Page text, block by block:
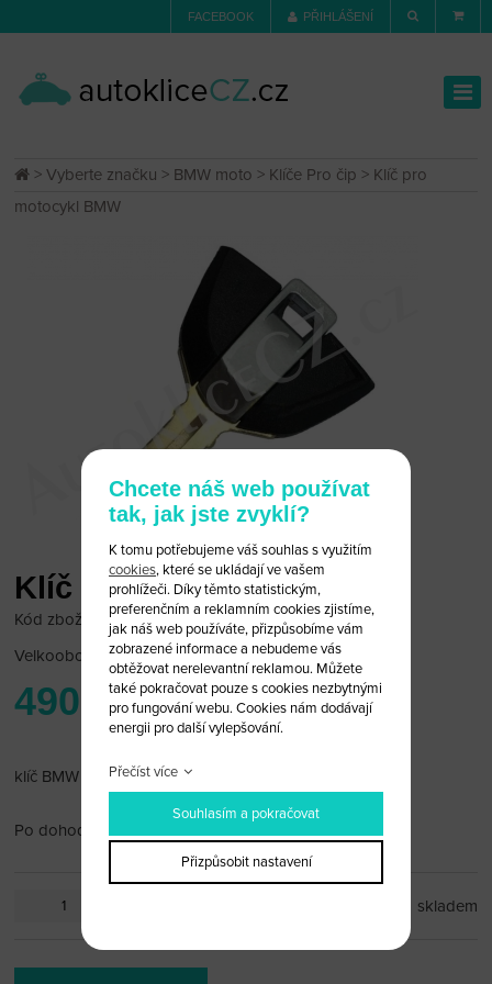
FACEBOOK PŘIHLÁŠENÍ
>Vyberte značku > BMW moto > Klíče Pro čip > Klíč pro
motocykl BMW
Klíč pro motocykl BMW
Kód zboží: BMW MOTO 03
Velkoobchodní cena:po přihlášení
490 Kč
klíč BMW moto černý
Po dohodě vám planžetu rádi vyfrézujeme.
skladem
Chcete náš web používat
tak, jak jste zvyklí?
K tomu potřebujeme váš souhlas s využitím
cookies, které se ukládají ve vašem
prohlížeči. Díky těmto statistickým,
preferenčním a reklamním cookies zjistíme,
jak náš web používáte, přizpůsobíme vám
zobrazené informace a nebudeme vás
obtěžovat nerelevantní reklamou. Můžete
také pokračovat pouze s cookies nezbytnými
pro fungování webu. Cookies nám dodávají
energii pro další vylepšování.
Přečíst více
Souhlasím a pokračovat
Přizpůsobit nastavení